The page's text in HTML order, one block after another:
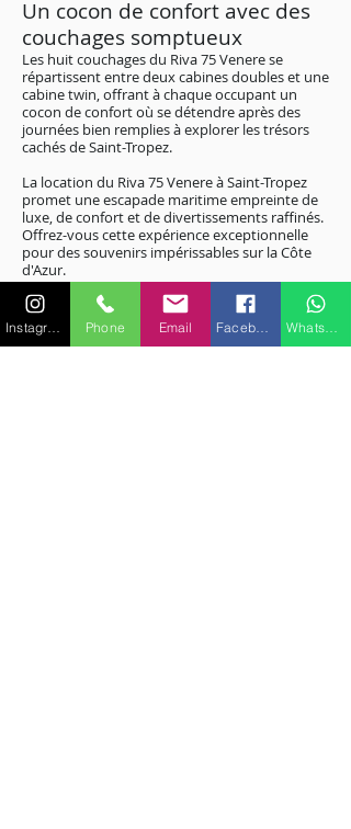
Un cocon de confort avec des
couchages somptueux
Les huit couchages du Riva 75 Venere se
répartissent entre deux cabines doubles et une
cabine twin, offrant à chaque occupant un
cocon de confort où se détendre après des
journées bien remplies à explorer les trésors
cachés de Saint-Tropez.
La location du Riva 75 Venere à Saint-Tropez
promet une escapade maritime empreinte de
luxe, de confort et de divertissements raffinés.
Offrez-vous cette expérience exceptionnelle
pour des souvenirs impérissables sur la Côte
d'Azur.
Pour plus de renseignements sur les
caractéristiques ou équipements,
Phone Email